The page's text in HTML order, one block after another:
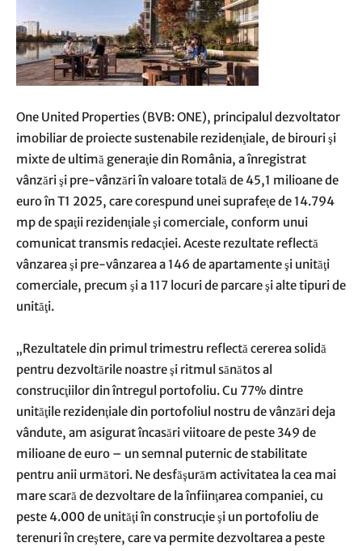
One United Properties (BVB: ONE), principalul dezvoltator
imobiliar de proiecte sustenabile rezidenţiale, de birouri şi
mixte de ultimă generaţie din România, a înregistrat
vânzări şi pre-vânzări în valoare totală de 45,1 milioane de
euro în T1 2025, care corespund unei suprafeţe de 14.794
mp de spaţii rezidenţiale şi comerciale, conform unui
comunicat transmis redacţiei. Aceste rezultate reflectă
vânzarea şi pre-vânzarea a 146 de apartamente şi unităţi
comerciale, precum şi a 117 locuri de parcare şi alte tipuri de
unităţi.
„Rezultatele din primul trimestru reflectă cererea solidă
pentru dezvoltările noastre şi ritmul sănătos al
construcţiilor din întregul portofoliu. Cu 77% dintre
unităţile rezidenţiale din portofoliul nostru de vânzări deja
vândute, am asigurat încasări viitoare de peste 349 de
milioane de euro – un semnal puternic de stabilitate
pentru anii următori. Ne desfăşurăm activitatea la cea mai
mare scară de dezvoltare de la înfiinţarea companiei, cu
peste 4.000 de unităţi în construcţie şi un portofoliu de
terenuri în creştere, care va permite dezvoltarea a peste